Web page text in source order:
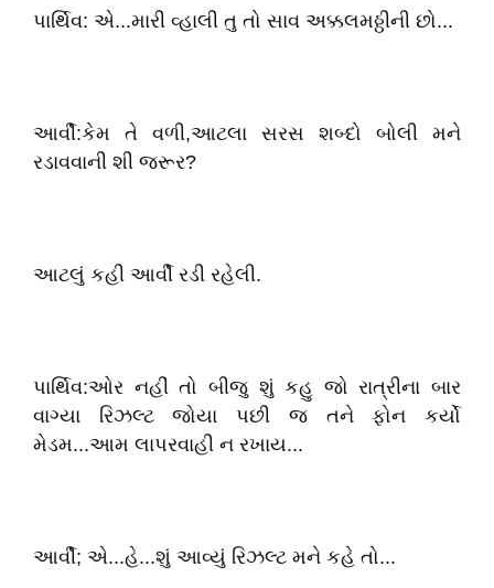
પાર્થિવ: એ...મારી વ્હાલી તુ તો સાવ અક્કલમઠ્ઠીની છો...
આર્વી:કેમ તે વળી,આટલા સરસ શબ્દો બોલી મને
રડાવવાની શી જરૂર?
આટલું કહી આર્વી રડી રહેલી.
પાર્થિવ:ઓર નહીં તો બીજુ શું કહુ જો રાત્રીના બાર
વાગ્યા રિઝલ્ટ જોયા પછી જ તને ફોન કર્યો
મેડમ...આમ લાપરવાહી ન રખાય...
આર્વી; એ...હે...શું આવ્યું રિઝલ્ટ મને કહે તો...